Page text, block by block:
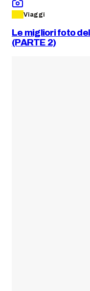
Viaggi
Le migliori foto
(PARTE 2)